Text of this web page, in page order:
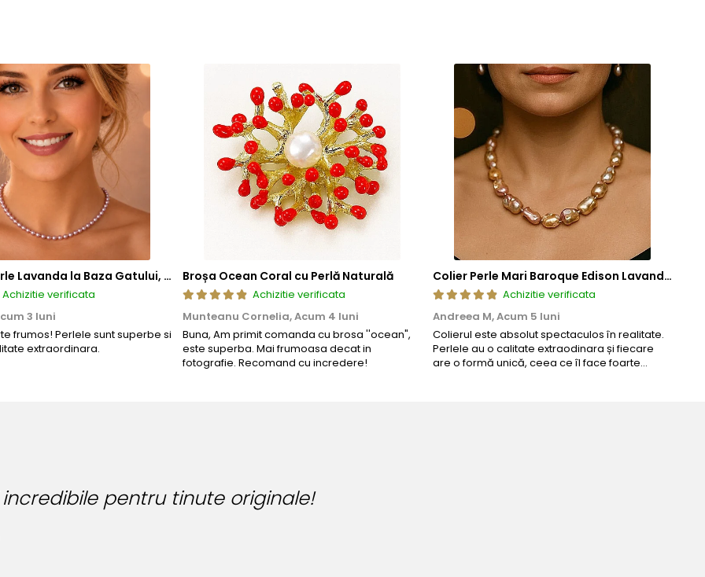
Colier cu Perle Lavanda la Baza Gatului, de 4-5 mm, Perle Rare, Calitate AAA+, Aur 14K | KASKADDA®
Achizitie verificata
3 luni
frumos! Perlele sunt superbe si
extraordinara.
Broșa Ocean Coral cu Perlă Naturală
Achizitie verificata
Munteanu Cornelia,Acum 4 luni
Buna, Am primit comanda cu brosa ''ocean",
este superba. Mai frumoasa decat in
fotografie. Recomand cu incredere!
Colier Perle Mari Baroque Edison Lavandă, Calitatea AAA, Aur 14K | KASKADDA®
Achizitie verificata
Andreea M,Acum 5 luni
Colierul este absolut spectaculos în realitate.
Perlele au o calitate extraodinara și fiecare
are o formă unică, ceea ce îl face foarte
Manea-Mocan
perfecta pentru ziua perfecta!